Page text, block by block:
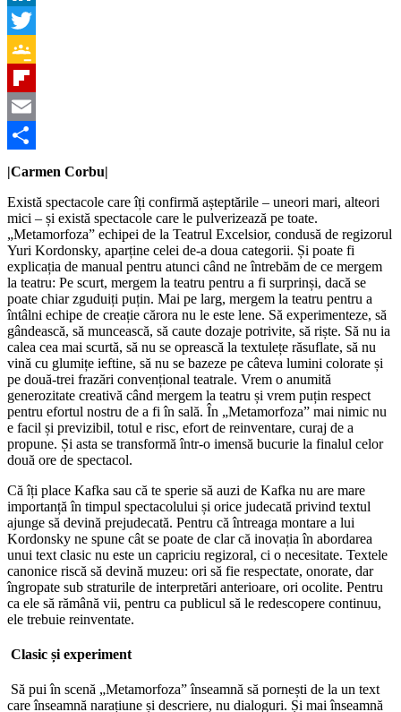
LinkedIn
Twitter
Google
Classroom
Flipboard
Email
Partajează
|Carmen Corbu|
Există spectacole care îți confirmă așteptările – uneori mari, alteori
mici – și există spectacole care le pulverizează pe toate.
„Metamorfoza” echipei de la Teatrul Excelsior, condusă de regizorul
Yuri Kordonsky, aparține celei de-a doua categorii. Și poate fi
explicația de manual pentru atunci când ne întrebăm de ce mergem
la teatru: Pe scurt, mergem la teatru pentru a fi surprinși, dacă se
poate chiar zguduiți puțin. Mai pe larg, mergem la teatru pentru a
întâlni echipe de creație cărora nu le este lene. Să experimenteze, să
gândească, să muncească, să caute dozaje potrivite, să riște. Să nu ia
calea cea mai scurtă, să nu se oprească la textulețe răsuflate, să nu
vină cu glumițe ieftine, să nu se bazeze pe câteva lumini colorate și
pe două-trei frazări convențional teatrale. Vrem o anumită
generozitate creativă când mergem la teatru și vrem puțin respect
pentru efortul nostru de a fi în sală. În „Metamorfoza” mai nimic nu
e facil și previzibil, totul e risc, efort de reinventare, curaj de a
propune. Și asta se transformă într-o imensă bucurie la finalul celor
două ore de spectacol.
Că îți place Kafka sau că te sperie să auzi de Kafka nu are mare
importanță în timpul spectacolului și orice judecată privind textul
ajunge să devină prejudecată. Pentru că întreaga montare a lui
Kordonsky ne spune cât se poate de clar că inovația în abordarea
unui text clasic nu este un capriciu regizoral, ci o necesitate. Textele
canonice riscă să devină muzeu: ori să fie respectate, onorate, dar
îngropate sub straturile de interpretări anterioare, ori ocolite. Pentru
ca ele să rămână vii, pentru ca publicul să le redescopere continuu,
ele trebuie reinventate.
Clasic și experiment
Să pui în scenă „Metamorfoza” înseamnă să pornești de la un text
care înseamnă narațiune și descriere, nu dialoguri. Și mai înseamnă